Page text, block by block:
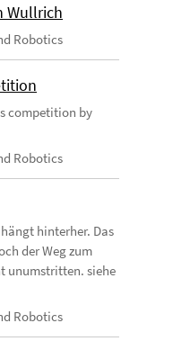
Wullrich
Robotics
competition by
Robotics
hinterher. Das
der Weg zum
unumstritten. siehe
Robotics